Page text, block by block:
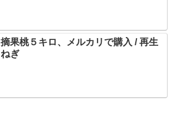
摘果桃５キロ、メルカリで購入 / 再生
ねぎ